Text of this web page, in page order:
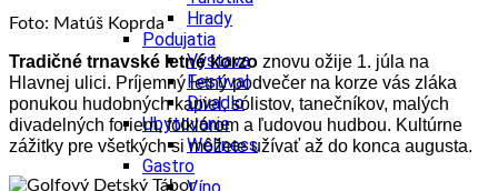
Hrady
Podujatia
Výstava
Festival
Divadlo
Ubytovanie
Wellness
Gastro
Foto: Matúš Koprda
Tradičné trnavské letné korzo znovu ožije 1. júla na
Hlavnej ulici. Príjemný letný podvečer na korze vás zláka
ponukou hudobných kapiel, sólistov, tanečníkov, malých
divadelných foriem, folklórom a ľudovou hudbou. Kultúrne
zážitky pre všetkých si môžete užívať až do konca augusta.